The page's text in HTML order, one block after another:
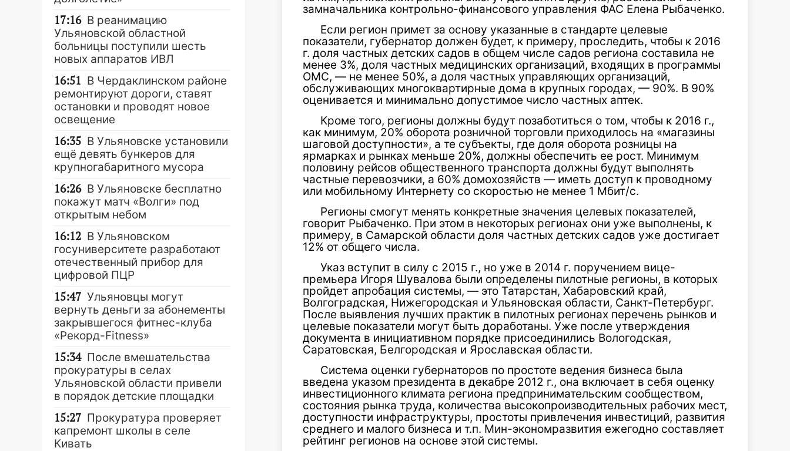
замначальника контрольно-финансового управления ФАС Елена Рыбаченко.
Если регион примет за основу указанные в стандарте целевые
показатели, губернатор должен будет, к примеру, проследить, чтобы к 2016
г. доля частных детских садов в общем числе садов региона составила не
менее 3%, доля частных медицинских организаций, входящих в программы
ОМС, — не менее 50%, а доля частных управляющих организаций,
обслуживающих многоквартирные дома в крупных городах, — 90%. В 90%
оценивается и минимально допустимое число частных аптек.
Кроме того, регионы должны будут позаботиться о том, чтобы к 2016 г.,
как минимум, 20% оборота розничной торговли приходилось на «магазины
шаговой доступности», а те субъекты, где доля оборота розницы на
ярмарках и рынках меньше 20%, должны обеспечить ее рост. Минимум
половину рейсов общественного транспорта должны будут выполнять
частные перевозчики, а 60% домохозяйств — иметь доступ к проводному
или мобильному Интернету со скоростью не менее 1 Мбит/с.
Регионы смогут менять конкретные значения целевых показателей,
говорит Рыбаченко. При этом в некоторых регионах они уже выполнены, к
примеру, в Самарской области доля частных детских садов уже достигает
12% от общего числа.
Указ вступит в силу с 2015 г., но уже в 2014 г. поручением вице-
премьера Игоря Шувалова были определены пилотные регионы, в которых
пройдет апробация системы, — это Татарстан, Хабаровский край,
Волгоградская, Нижегородская и Ульяновская области, Санкт-Петербург.
После выявления лучших практик в пилотных регионах перечень рынков и
целевые показатели могут быть доработаны. Уже после утверждения
документа в инициативном порядке присоединились Вологодская,
Саратовская, Белгородская и Ярославская области.
Система оценки губернаторов по простоте ведения бизнеса была
введена указом президента в декабре 2012 г., она включает в себя оценку
инвестиционного климата региона предпринимательским сообществом,
состояния рынка труда, количества высокопроизводительных рабочих мест,
доступности инфраструктуры, простоты привлечения инвестиций, развития
среднего и малого бизнеса и т.п. Мин-экономразвития ежегодно составляет
рейтинг регионов на основе этой системы.
17:16 В реанимацию
Ульяновской областной
больницы поступили шесть
новых аппаратов ИВЛ
16:51 В Чердаклинском районе
ремонтируют дороги, ставят
остановки и проводят новое
освещение
16:35 В Ульяновске установили
ещё девять бункеров для
крупногабаритного мусора
16:26 В Ульяновске бесплатно
покажут матч «Волги» под
открытым небом
16:12 В Ульяновском
госуниверситете разработают
отечественный прибор для
цифровой ПЦР
15:47 Ульяновцы могут
вернуть деньги за абонементы
закрывшегося фитнес-клуба
«Рекорд-Fitness»
15:34 После вмешательства
прокуратуры в селах
Ульяновской области привели
в порядок детские площадки
15:27 Прокуратура проверяет
капремонт школы в селе
Кивать